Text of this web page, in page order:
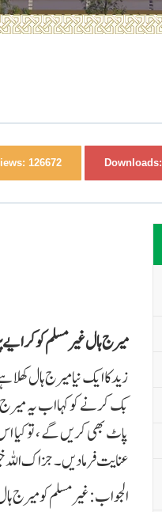
126672 Downloads:
میرج ہال غیر مسلم کو کرایے
زید کا ایک نیا میرج ہال
بک کرنے کو کہا اب یہ میرج
پاٹ بھی کریں گے ، تو کیا
عنایت فرما دیں ۔ جزاک اللہ
الجواب: غیر مسلم کو میرج